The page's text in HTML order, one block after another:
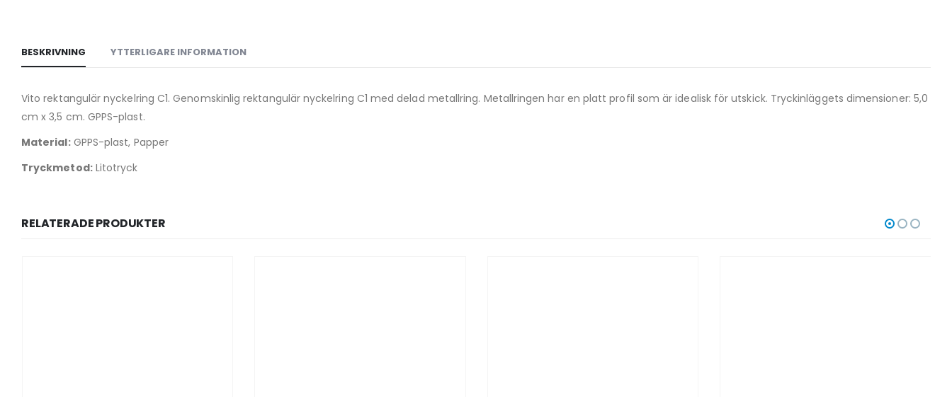
BESKRIVNING YTTERLIGARE INFORMATION
Vito rektangulär nyckelring C1. Genomskinlig rektangulär nyckelring C1 med delad metallring. Metallringen har en platt profil som är idealisk för utskick. Tryckinläggets dimensioner: 5,0
cm x 3,5 cm. GPPS-plast.
Material:GPPS-plast, Papper
Tryckmetod:Litotryck
RELATERADE PRODUKTER